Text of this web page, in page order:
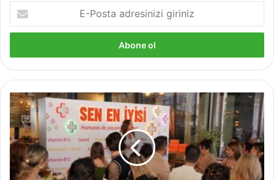
E-
Posta
adresinizi
Humanis
Tüketici
Sağlığı
Ürünlerini
Tanıttı!